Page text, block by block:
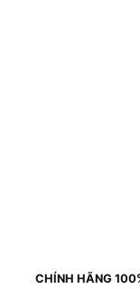
CHÍNH HÃNG